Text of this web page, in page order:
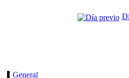
General